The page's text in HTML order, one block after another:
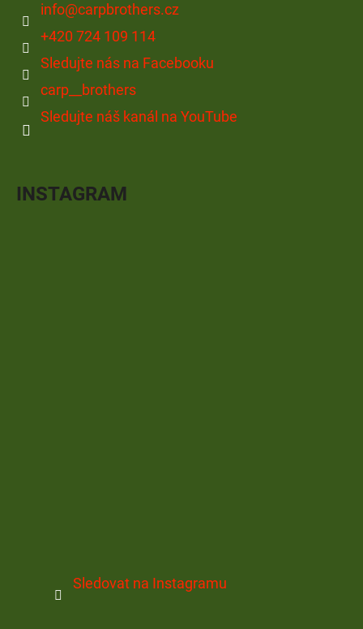
info@carpbrothers.cz
+420 724 109 114
Sledujte nás na Facebooku
carp__brothers
Sledujte náš kanál na YouTube
INSTAGRAM
Sledovat na Instagramu